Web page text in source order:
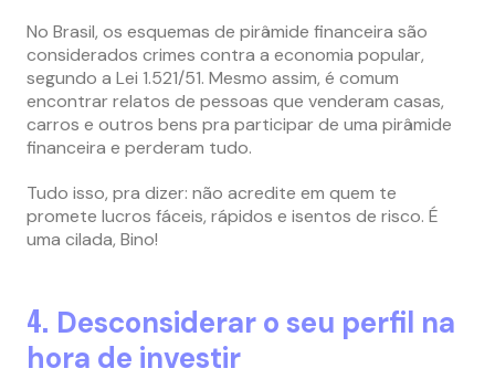
No Brasil, os esquemas de pirâmide financeira são
considerados crimes contra a economia popular,
segundo a Lei 1.521/51. Mesmo assim, é comum
encontrar relatos de pessoas que venderam casas,
carros e outros bens pra participar de uma pirâmide
financeira e perderam tudo.
Tudo isso, pra dizer: não acredite em quem te
promete lucros fáceis, rápidos e isentos de risco. É
uma cilada, Bino!
4. Desconsiderar o seu perfil na
hora de investir